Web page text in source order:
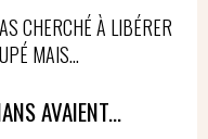
CHERCHÉ À LIBÉRER
MAIS...
AVAIENT...